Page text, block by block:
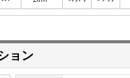
ョン